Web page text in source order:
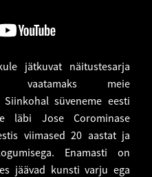
jätkuvat näitustesarja
vaatamaks meie
süveneme eesti
läbi Jose Corominase
viimased 20 aastat ja
Enamasti on
jäävad kunsti varju ega